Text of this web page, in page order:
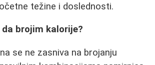
težine i doslednosti.
brojim kalorije?
se ne zasniva na brojanju